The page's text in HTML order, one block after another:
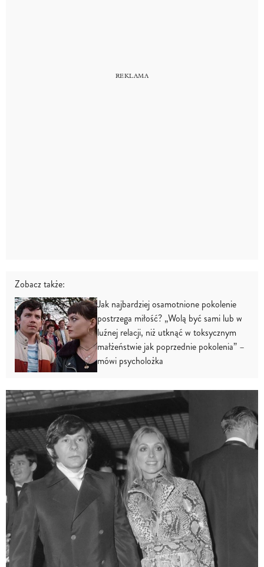
Zobacz także:
Jak najbardziej osamotnione pokolenie
postrzega miłość? „Wolą być sami lub w
luźnej relacji, niż utknąć w toksycznym
małżeństwie jak poprzednie pokolenia” –
mówi psycholożka